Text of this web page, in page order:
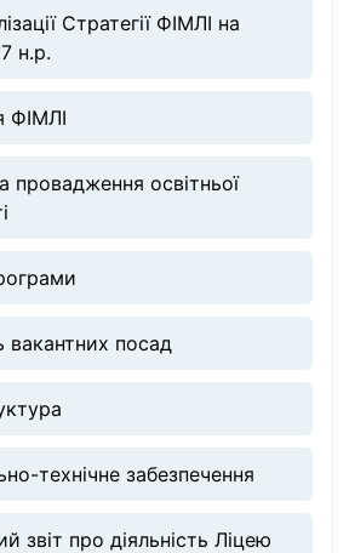
Стратегії ФІМЛІ на
н.р.
ФІМЛІ
провадження освітньої
вакантних посад
технічне забезпечення
звіт про діяльність Ліцею